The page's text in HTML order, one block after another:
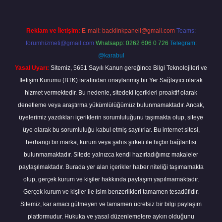
Reklam ve İletişim: E-mail: backlinkpaneli@gmail.com Teams:
forumhizmeti@gmail.com Whatsapp: 0262 606 0 726 Telegram:
@karabul
Yasal Uyarı: Sitemiz, 5651 Sayılı Kanun gereğince Bilgi Teknolojileri ve
İletişim Kurumu (BTK) tarafından onaylanmış bir Yer Sağlayıcı olarak
hizmet vermektedir. Bu nedenle, sitedeki içerikleri proaktif olarak
denetleme veya araştırma yükümlülüğümüz bulunmamaktadır. Ancak,
üyelerimiz yazdıkları içeriklerin sorumluluğunu taşımakta olup, siteye
üye olarak bu sorumluluğu kabul etmiş sayılırlar. Bu internet sitesi,
herhangi bir marka, kurum veya şahıs şirketi ile hiçbir bağlantısı
bulunmamaktadır. Sitede yalnızca kendi hazırladığımız makaleler
paylaşılmaktadır. Burada yer alan içerikler haber niteliği taşımamakta
olup, gerçek kurum ve kişiler hakkında paylaşım yapılmamaktadır.
Gerçek kurum ve kişiler ile isim benzerlikleri tamamen tesadüfidir.
Sitemiz, kar amacı gütmeyen ve tamamen ücretsiz bir bilgi paylaşım
platformudur. Hukuka ve yasal düzenlemelere aykırı olduğunu